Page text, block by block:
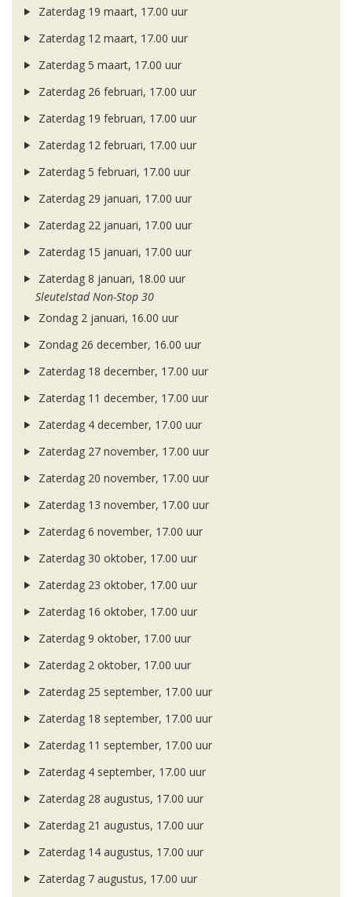
Zaterdag 19 maart, 17.00 uur
Zaterdag 12 maart, 17.00 uur
Zaterdag 5 maart, 17.00 uur
Zaterdag 26 februari, 17.00 uur
Zaterdag 19 februari, 17.00 uur
Zaterdag 12 februari, 17.00 uur
Zaterdag 5 februari, 17.00 uur
Zaterdag 29 januari, 17.00 uur
Zaterdag 22 januari, 17.00 uur
Zaterdag 15 januari, 17.00 uur
Zaterdag 8 januari, 18.00 uur
Sleutelstad Non-Stop 30
Zondag 2 januari, 16.00 uur
Zondag 26 december, 16.00 uur
Zaterdag 18 december, 17.00 uur
Zaterdag 11 december, 17.00 uur
Zaterdag 4 december, 17.00 uur
Zaterdag 27 november, 17.00 uur
Zaterdag 20 november, 17.00 uur
Zaterdag 13 november, 17.00 uur
Zaterdag 6 november, 17.00 uur
Zaterdag 30 oktober, 17.00 uur
Zaterdag 23 oktober, 17.00 uur
Zaterdag 16 oktober, 17.00 uur
Zaterdag 9 oktober, 17.00 uur
Zaterdag 2 oktober, 17.00 uur
Zaterdag 25 september, 17.00 uur
Zaterdag 18 september, 17.00 uur
Zaterdag 11 september, 17.00 uur
Zaterdag 4 september, 17.00 uur
Zaterdag 28 augustus, 17.00 uur
Zaterdag 21 augustus, 17.00 uur
Zaterdag 14 augustus, 17.00 uur
Zaterdag 7 augustus, 17.00 uur